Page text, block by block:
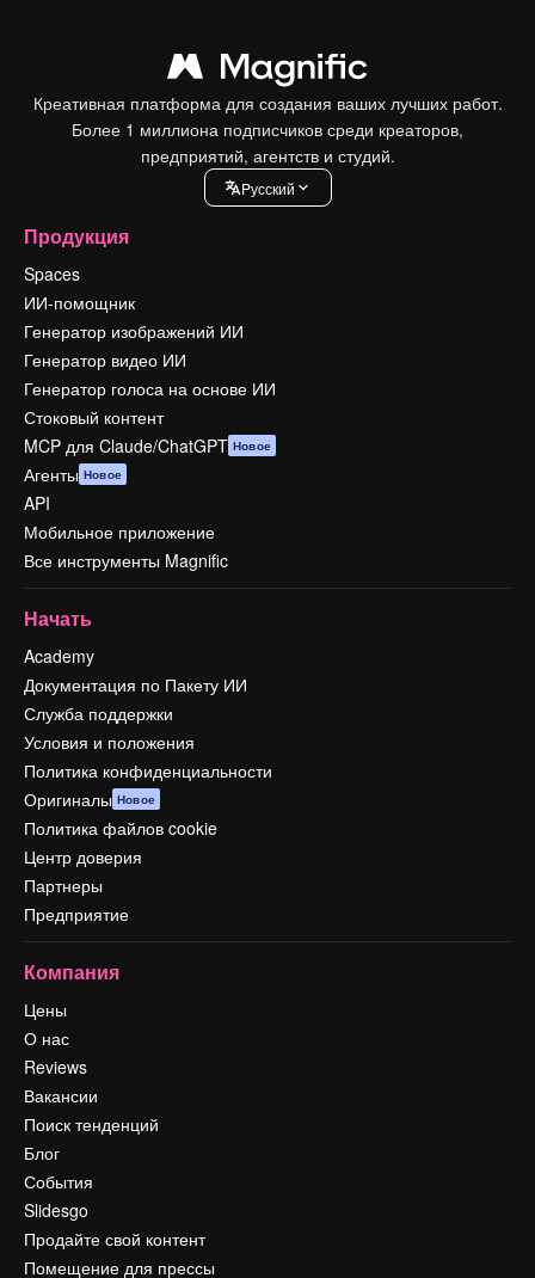
Креативная платформа для создания ваших лучших работ.
Более 1 миллиона подписчиков среди креаторов,
предприятий, агентств и студий.
Pусский
Продукция
Spaces
ИИ-помощник
Генератор изображений ИИ
Генератор видео ИИ
Генератор голоса на основе ИИ
Стоковый контент
MCP для Claude/ChatGPT Новое
Агенты Новое
API
Мобильное приложение
Все инструменты Magnific
Начать
Academy
Документация по Пакету ИИ
Служба поддержки
Условия и положения
Политика конфиденциальности
Оригиналы Новое
Политика файлов cookie
Центр доверия
Партнеры
Предприятие
Компания
Цены
О нас
Reviews
Вакансии
Поиск тенденций
Блог
События
Slidesgo
Продайте свой контент
Помещение для прессы